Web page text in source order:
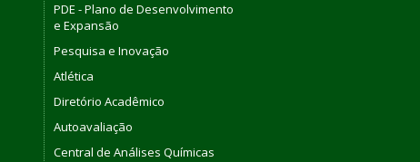
PDE - Plano de Desenvolvimento
e Expansão
Pesquisa e Inovação
Atlética
Diretório Acadêmico
Autoavaliação
Central de Análises Químicas